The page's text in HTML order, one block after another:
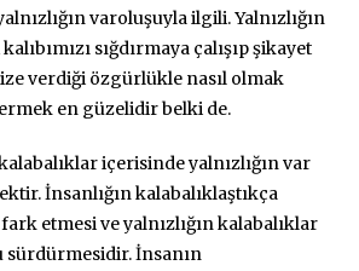
varoluşuyla ilgili. Yalnızlığın
sığdırmaya çalışıp şikayet
verdiği özgürlükle nasıl olmak
en güzelidir belki de.
içerisinde yalnızlığın var
İnsanlığın kalabalıklaştıkça
etmesi ve yalnızlığın kalabalıklar
sürdürmesidir. İnsanın